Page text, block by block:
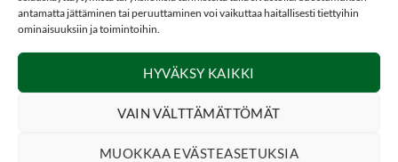
antamatta jättäminen tai peruuttaminen voi vaikuttaa haitallisesti tiettyihin
ominaisuuksiin ja toimintoihin.
HYVÄKSY KAIKKI
VAIN VÄLTTÄMÄTTÖMÄT
MUOKKAA EVÄSTEASETUKSIA
SOSIAALINEN MEDIA
YHTEYSTIEDOT